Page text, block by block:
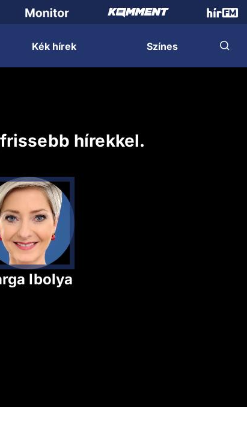
Kék hírek Színes
hírekkel.
Ibolya